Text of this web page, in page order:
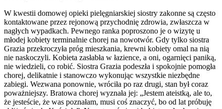
W kwestii domowej opieki pielęgniarskiej siostry zakonne są często
kontaktowane przez rejonową przychodnię zdrowia, zwłaszcza w
nagłych wypadkach. Pewnego ranka poproszono je o wizytę u
młodej kobiety terminalnie chorej na nowotwór. Gdy tylko siostra
Grazia przekroczyła próg mieszkania, krewni kobiety omal na nią
nie naskoczyli. Kobieta zasłabła w łazience, a oni, ogarnięci paniką,
nie wiedzieli, co robić. Siostra Grazia podeszła i spokojnie pomogła
chorej, delikatnie i stanowczo wykonując wszystkie niezbędne
zabiegi. Wezwana ponownie, wróciła po raz drugi, stan był coraz
poważniejszy. Bratowa chorej wyznała jej: „Jestem ateistką, ale to,
że jesteście, że was poznałam, musi coś znaczyć, bo od lat próbuję